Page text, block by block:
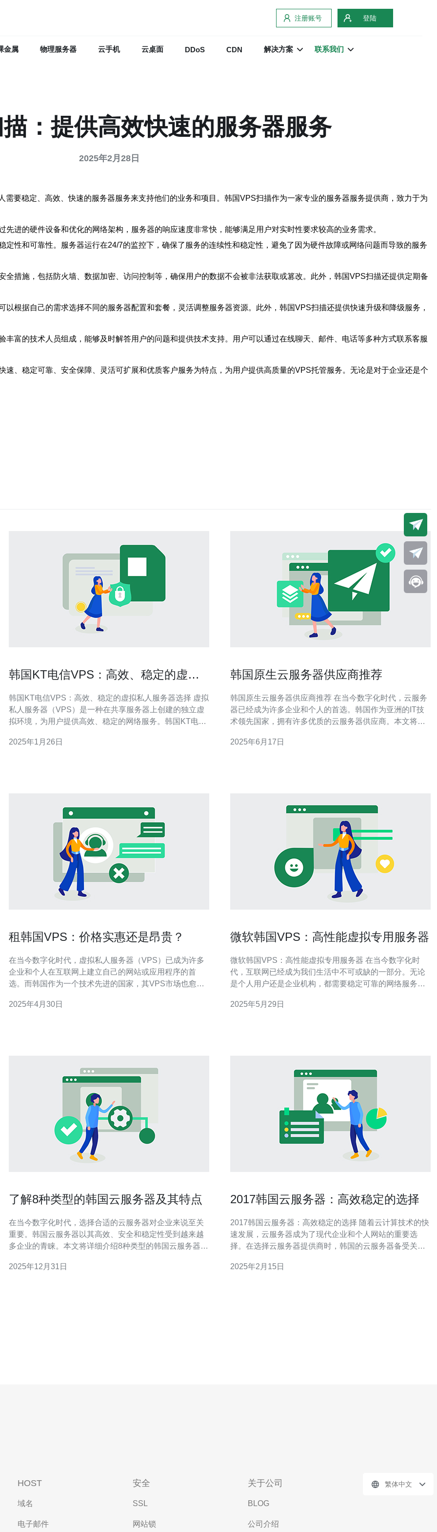
注册账号 登陆
金属 物理服务器 云手机 云桌面 DDoS CDN 解决方案 联系我们
：提供高效快速的服务器服务
2025年2月28日
要稳定、高效、快速的服务器服务来支持他们的业务和项目。韩国VPS扫描作为一家专业的服务器服务提供商，致力于为
进的硬件设备和优化的网络架构，服务器的响应速度非常快，能够满足用户对实时性要求较高的业务需求。
性和可靠性。服务器运行在24/7的监控下，确保了服务的连续性和稳定性，避免了因为硬件故障或网络问题而导致的服务
措施，包括防火墙、数据加密、访问控制等，确保用户的数据不会被非法获取或篡改。此外，韩国VPS扫描还提供定期备
根据自己的需求选择不同的服务器配置和套餐，灵活调整服务器资源。此外，韩国VPS扫描还提供快速升级和降级服务，
富的技术人员组成，能够及时解答用户的问题和提供技术支持。用户可以通过在线聊天、邮件、电话等多种方式联系客服
、稳定可靠、安全保障、灵活可扩展和优质客户服务为特点，为用户提供高质量的VPS托管服务。无论是对于企业还是个
韩国KT电信VPS：高效、稳定的虚拟
韩国KT电信VPS：高效、稳定的虚拟私人服务器选择 虚拟
私人服务器（VPS）是一种在共享服务器上创建的独立虚
拟环境，为用户提供高效、稳定的网络服务。韩国KT电信
和个人用户的理想选择。 韩国KT电信VPS具有以下优势：
2025年1月26日
韩国原生云服务器供应商推荐
韩国原生云服务器供应商推荐 在当今数字化时代，云服务
器已经成为许多企业和个人的首选。韩国作为亚洲的IT技
术领先国家，拥有许多优质的云服务器供应商。本文将为
需求的服务提供商。 1. NAVER Cloud Platform NAVER
2025年6月17日
租韩国VPS：价格实惠还是昂贵？
在当今数字化时代，虚拟私人服务器（VPS）已成为许多
企业和个人在互联网上建立自己的网站或应用程序的首
选。而韩国作为一个技术先进的国家，其VPS市场也愈发
要仔细权衡各种因素。 韩国VPS市场的竞争激烈，这使得
2025年4月30日
微软韩国VPS：高性能虚拟专用服务器
微软韩国VPS：高性能虚拟专用服务器 在当今数字化时
代，互联网已经成为我们生活中不可或缺的一部分。无论
是个人用户还是企业机构，都需要稳定可靠的网络服务来
一种灵活、安全、高性能的网络服务形式，受到越来越多
2025年5月29日
了解8种类型的韩国云服务器及其特点
在当今数字化时代，选择合适的云服务器对企业来说至关
重要。韩国云服务器以其高效、安全和稳定性受到越来越
多企业的青睐。本文将详细介绍8种类型的韩国云服务器及
器） VPS是一种将物理服务器分割成多个虚拟服务器的技
2025年12月31日
2017韩国云服务器：高效稳定的选择
2017韩国云服务器：高效稳定的选择 随着云计算技术的快
速发展，云服务器成为了现代企业和个人网站的重要选
择。在选择云服务器提供商时，韩国的云服务器备受关
的首选。 2017年的韩国云服务器以其卓越的性能和高效的
2025年2月15日
HOST
域名
电子邮件
安全
SSL
网站锁
关于公司
BLOG
公司介绍
繁体中文